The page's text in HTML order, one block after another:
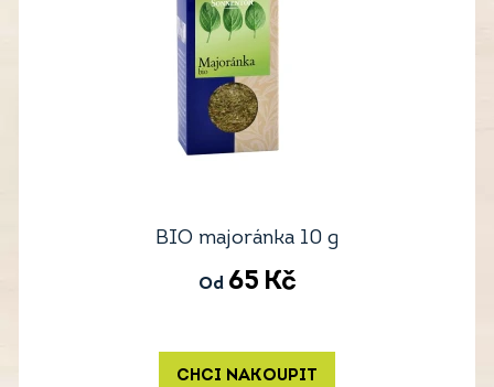
BIO majoránka 10 g
Od 65 Kč
CHCI NAKOUPIT